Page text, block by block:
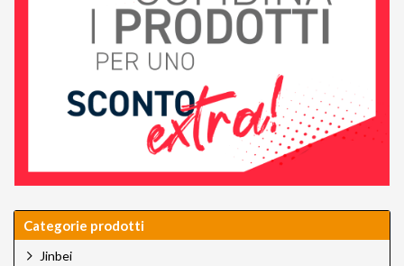
Categorie prodotti
Jinbei